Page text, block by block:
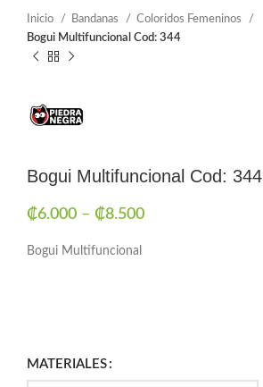
Inicio Bandanas
Coloridos Femeninos
Bogui Multifuncional Cod: 344
Bogui Multifuncional Cod: 344
₡6.000 – ₡8.500
Bogui Multifuncional
MATERIALES